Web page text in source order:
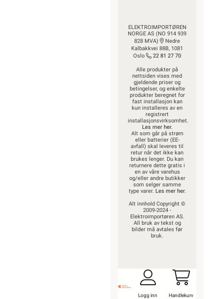
ELEKTROIMPORTØREN
NORGE AS (NO 914 939
828 MVA)
Nedre
Kalbakkvei 88B, 1081
Oslo
22 81 27 70
Alle produkter på
nettsiden vises med
gjeldende priser og
betingelser, og enkelte
produkter beregnet for
fast installasjon kan
kun installeres av en
registrert
installasjonsvirksomhet.
Les mer her.
Alt som går på strøm
eller batterier (EE-
avfall) skal leveres til
retur når det ikke kan
brukes lenger. Du kan
returnere dette gratis i
en av våre varehus
og/eller andre butikker
som selger samme
type varer. Les mer her.
Alt innhold Copyright ©
2009-2024 -
Elektroimportøren AS.
All bruk av tekst og
bilder må avtales før
bruk.
Logg inn Handlekurv